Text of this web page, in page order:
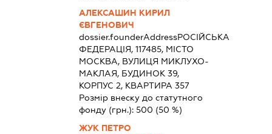
АЛЕКСАШИН КИРИЛ
ЄВГЕНОВИЧ
dossier.founderAddressРОСІЙСЬКА
ФЕДЕРАЦІЯ, 117485, МІСТО
МОСКВА, ВУЛИЦЯ МИКЛУХО-
МАКЛАЯ, БУДИНОК 39,
КОРПУС 2, КВАРТИРА 357
Розмір внеску до статутного
фонду (грн.): 500 (50 %)
ЖУК ПЕТРО